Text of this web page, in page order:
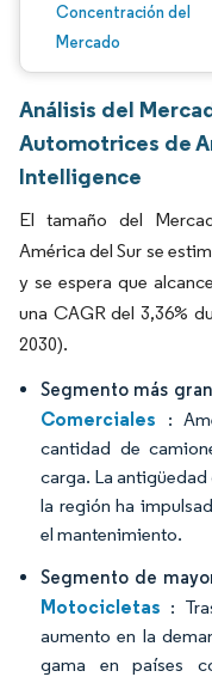
Concentración del
Mercado
Análisis del
Automotrices de
Intelligence
El tamaño del
América del Sur se
y se espera que
una CAGR del 3,36%
2030).
Segmento más
Comerciales :
cantidad de
carga. La
la región ha
el mantenimiento.
Segmento de
Motocicletas :
aumento en la
gama en países